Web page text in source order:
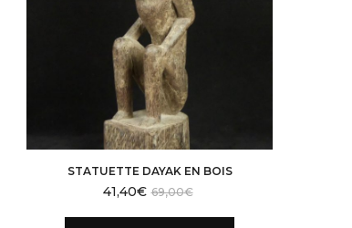
STATUETTE DAYAK EN BOIS
69,00€
41,40€